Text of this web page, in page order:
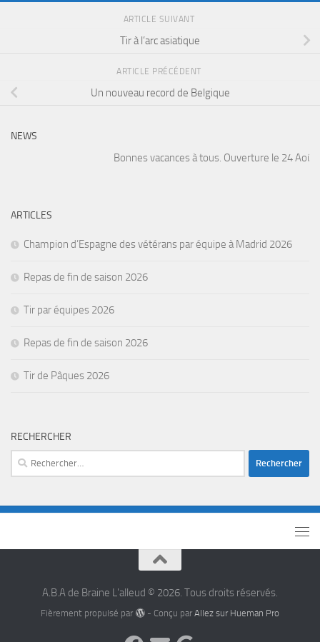
ARTICLE SUIVANT
Tir à l’arc asiatique
ARTICLE PRÉCÉDENT
Un nouveau record de Belgique
NEWS
Bonnes vacances à tous. Ouverture le 24
ARTICLES
Champion d’Espagne des vétérans par équipe à Madrid 2026
Repas de fin de saison 2026
Tir par équipes 2026
Repas de fin de saison 2026
Tir de Pâques 2026
RECHERCHER
A.B.A de Braine L'alleud © 2026. Tous droits réservés.
Fièrement propulsé par - Conçu par Allez sur Hueman Pro